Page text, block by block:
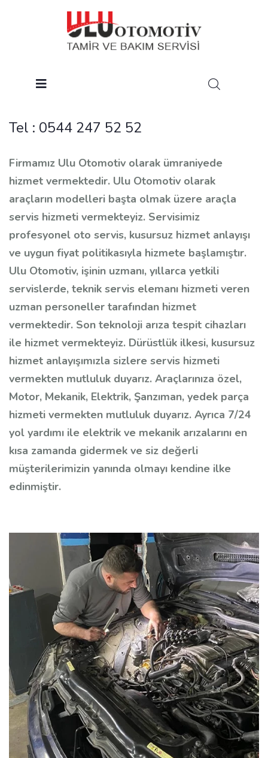
Tel : 0544 247 52 52
Firmamız Ulu Otomotiv olarak ümraniyede
hizmet vermektedir. Ulu Otomotiv olarak
araçların modelleri başta olmak üzere araçla
servis hizmeti vermekteyiz. Servisimiz
profesyonel oto servis, kusursuz hizmet anlayışı
ve uygun fiyat politikasıyla hizmete başlamıştır.
Ulu Otomotiv, işinin uzmanı, yıllarca yetkili
servislerde, teknik servis elemanı hizmeti veren
uzman personeller tarafından hizmet
vermektedir. Son teknoloji arıza tespit cihazları
ile hizmet vermekteyiz. Dürüstlük ilkesi, kusursuz
hizmet anlayışımızla sizlere servis hizmeti
vermekten mutluluk duyarız. Araçlarınıza özel,
Motor, Mekanik, Elektrik, Şanzıman, yedek parça
hizmeti vermekten mutluluk duyarız. Ayrıca 7/24
yol yardımı ile elektrik ve mekanik arızalarını en
kısa zamanda gidermek ve siz değerli
müşterilerimizin yanında olmayı kendine ilke
edinmiştir.